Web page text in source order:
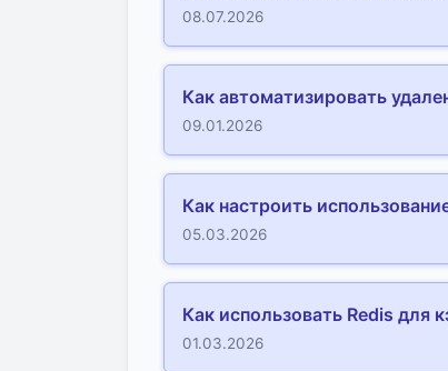
08.07.2026
Как автоматизировать
09.01.2026
Как настроить
05.03.2026
Как использовать Redis для
01.03.2026